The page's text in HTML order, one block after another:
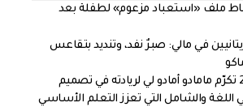
ملف «استعباد مزعوم» لطفلة بعد
في مالي: صبرٌ نفد، وتنديد بتقاعس
جائزة ييدان 2025 تكرّم مامادو أمادو لي لريادته في تصميم
اللغة والشامل التي تعزز التعلم الأساسي